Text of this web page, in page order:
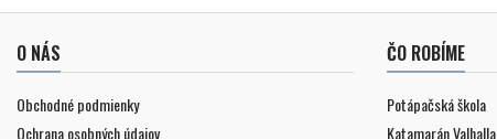
O NÁS
Obchodné podmienky
Ochrana osobných údajov
ČO ROBÍME
Potápačská škola
Katamarán Valhalla